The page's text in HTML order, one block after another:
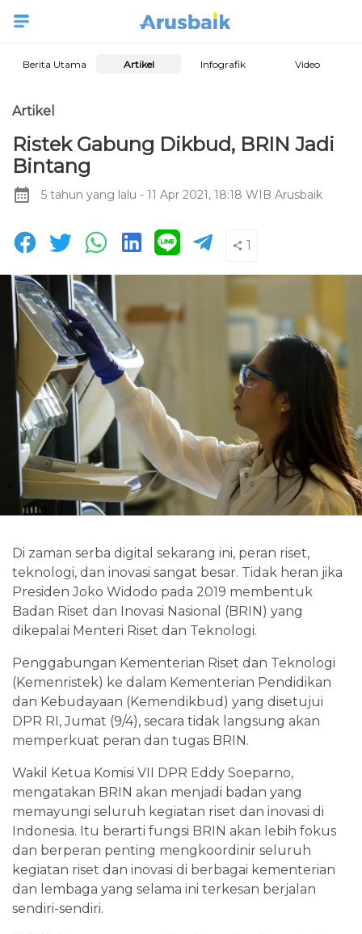
Berita Utama Artikel Infografik Video
Artikel
Ristek Gabung Dikbud, BRIN Jadi
Bintang
5 tahun yang lalu - 11 Apr 2021, 18:18 WIB Arusbaik
1
Di zaman serba digital sekarang ini, peran riset,
teknologi, dan inovasi sangat besar. Tidak heran jika
Presiden Joko Widodo pada 2019 membentuk
Badan Riset dan Inovasi Nasional (BRIN) yang
dikepalai Menteri Riset dan Teknologi.
Penggabungan Kementerian Riset dan Teknologi
(Kemenristek) ke dalam Kementerian Pendidikan
dan Kebudayaan (Kemendikbud) yang disetujui
DPR RI, Jumat (9/4), secara tidak langsung akan
memperkuat peran dan tugas BRIN.
Wakil Ketua Komisi VII DPR Eddy Soeparno,
mengatakan BRIN akan menjadi badan yang
memayungi seluruh kegiatan riset dan inovasi di
Indonesia. Itu berarti fungsi BRIN akan lebih fokus
dan berperan penting mengkoordinir seluruh
kegiatan riset dan inovasi di berbagai kementerian
dan lembaga yang selama ini terkesan berjalan
sendiri-sendiri.